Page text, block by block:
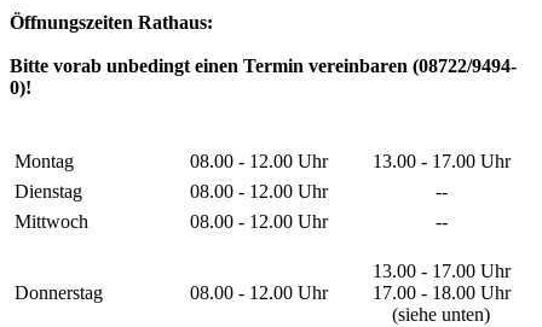
Öffnungszeiten Rathaus:
Bitte vorab unbedingt einen Termin vereinbaren (08722/9494-
0)!
Montag 08.00 - 12.00 Uhr
13.00 - 17.00 Uhr
Dienstag
08.00 - 12.00 Uhr
--
Mittwoch
08.00 - 12.00 Uhr --
Donnerstag 08.00 - 12.00 Uhr
13.00 - 17.00 Uhr
17.00 - 18.00 Uhr
(siehe unten)